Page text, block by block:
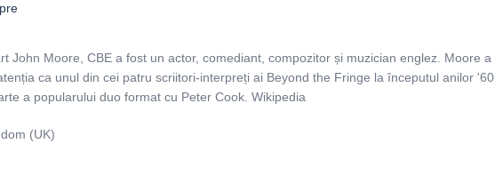
John Moore, CBE a fost un actor, comediant, compozitor și muzician englez. Moore
ca unul din cei patru scriitori-interpreți ai Beyond the Fringe la începutul anilor
a popularului duo format cu Peter Cook. Wikipedia
(UK)